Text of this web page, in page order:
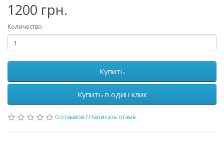
1200 грн.
Количество
Купить
Купить в один клик
0 отзывов/ Написать отзыв